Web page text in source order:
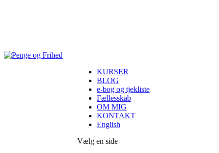
KURSER
BLOG
e-bog og tjekliste
Fællesskab
OM MIG
KONTAKT
English
Vælg en side